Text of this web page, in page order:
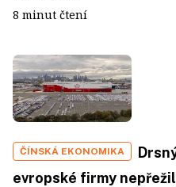
8 minut čtení
ČÍNSKÁ EKONOMIKA
evropské firmy